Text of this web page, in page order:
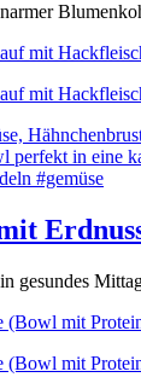
mit
mit
gesundes
(Bowl mit
(Bowl mit